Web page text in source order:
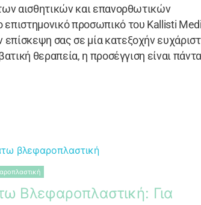
αισθητικών και επανορθωτικών
προσωπικό του Kallisti
σας σε μία κατεξοχήν
θεραπεία, η προσέγγιση είναι πάντα
Βλεφαροπλαστική: Για